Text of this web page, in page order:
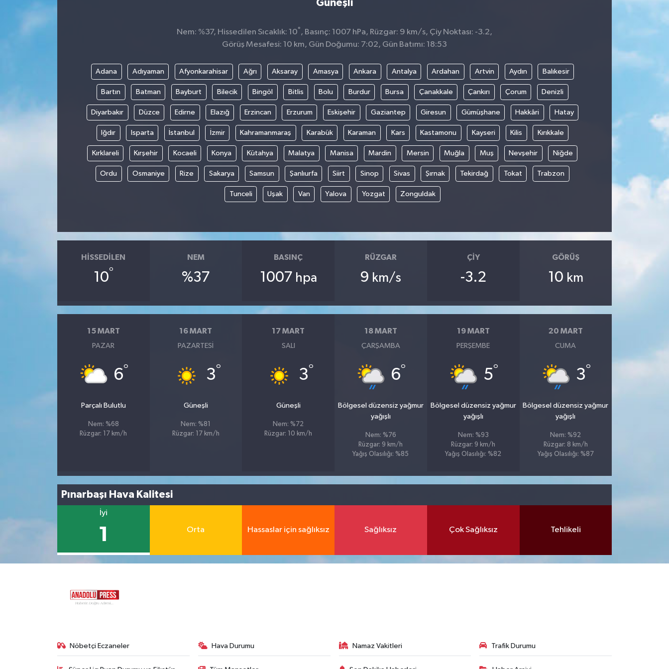
Güneşli
Nem: %37, Hissedilen Sıcaklık: 10° , Basınç: 1007 hPa, Rüzgar: 9 km/s, Çiy Noktası: -3.2,
Görüş Mesafesi: 10 km, Gün Doğumu: 7:02, Gün Batımı: 18:53
Adana Adıyaman Afyonkarahisar Ağrı Aksaray Amasya Ankara Antalya Ardahan Artvin Aydın Balıkesir
Bartın Batman Bayburt Bilecik Bingöl Bitlis Bolu Burdur Bursa Çanakkale Çankırı Çorum Denizli
Diyarbakır Düzce Edirne Elazığ Erzincan Erzurum Eskişehir Gaziantep Giresun Gümüşhane Hakkâri Hatay
Iğdır Isparta İstanbul İzmir Kahramanmaraş Karabük Karaman Kars Kastamonu Kayseri Kilis Kırıkkale
Kırklareli Kırşehir Kocaeli Konya Kütahya Malatya Manisa Mardin Mersin Muğla Muş Nevşehir Niğde
Ordu Osmaniye Rize Sakarya Samsun Şanlıurfa Siirt Sinop Sivas Şırnak Tekirdağ Tokat Trabzon
Tunceli Uşak Van Yalova Yozgat Zonguldak
HISSEDILEN
10°
NEM
%37
BASINÇ
1007 hpa
RÜZGAR
9 km/s
ÇIY
-3.2
GÖRÜŞ
10 km
15 MART
PAZAR
6°
Parçalı Bulutlu
Nem: %68
Rüzgar: 17 km/h
16 MART
PAZARTESI
3°
Güneşli
Nem: %81
Rüzgar: 17 km/h
17 MART
SALI
3°
Güneşli
Nem: %72
Rüzgar: 10 km/h
18 MART
ÇARŞAMBA
6°
Bölgesel düzensiz yağmur
yağışlı
Nem: %76
Rüzgar: 9 km/h
Yağış Olasılığı: %85
19 MART
PERŞEMBE
5°
Bölgesel düzensiz yağmur
yağışlı
Nem: %93
Rüzgar: 9 km/h
Yağış Olasılığı: %82
20 MART
CUMA
3°
Bölgesel düzensiz yağmur
yağışlı
Nem: %92
Rüzgar: 8 km/h
Yağış Olasılığı: %87
Pınarbaşı Hava Kalitesi
İyi
1 Orta Hassaslar için sağlıksız Sağlıksız Çok Sağlıksız Tehlikeli
Nöbetçi Eczaneler Hava Durumu Namaz Vakitleri Trafik Durumu